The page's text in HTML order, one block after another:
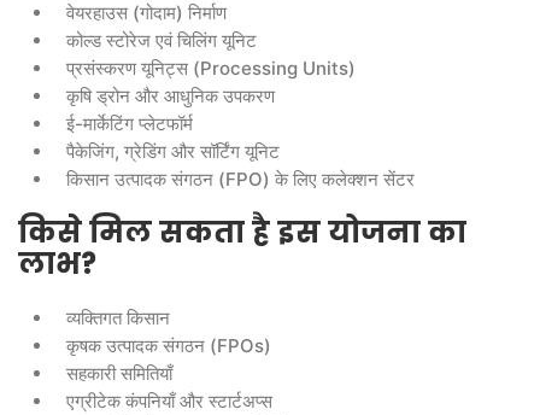
वेयरहाउस (गोदाम) निर्माण
कोल्ड स्टोरेज एवं चिलिंग यूनिट
प्रसंस्करण यूनिट्स (Processing Units)
कृषि ड्रोन और आधुनिक उपकरण
ई-मार्केटिंग प्लेटफॉर्म
पैकेजिंग, ग्रेडिंग और सॉर्टिंग यूनिट
किसान उत्पादक संगठन (FPO) के लिए कलेक्शन सेंटर
किसेमिलसकताहैइसयोजनाका
लाभ?
व्यक्तिगत किसान
कृषक उत्पादक संगठन (FPOs)
सहकारी समितियाँ
एग्रीटेक कंपनियाँ और स्टार्टअप्स